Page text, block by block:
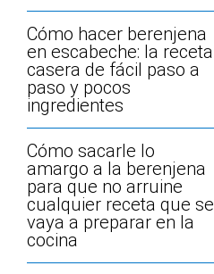
Cómo hacer berenjena
en escabeche: la receta
casera de fácil paso a
paso y pocos
ingredientes
Cómo sacarle lo
amargo a la berenjena
para que no arruine
cualquier receta que se
vaya a preparar en la
cocina